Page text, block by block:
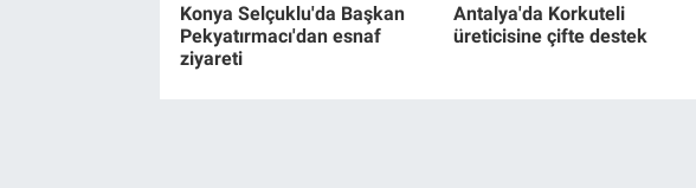
Konya Selçuklu'da Başkan
Pekyatırmacı'dan esnaf
ziyareti
Antalya'da Korkuteli
üreticisine çifte destek